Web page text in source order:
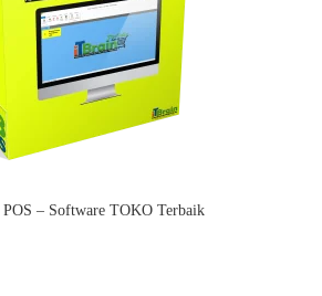
– Software TOKO Terbaik